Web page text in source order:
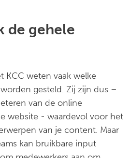
de gehele
KCC weten vaak welke
gesteld. Zij zijn dus –
van de online
website - waardevol voor het
van je content. Maar
kan bruikbare input